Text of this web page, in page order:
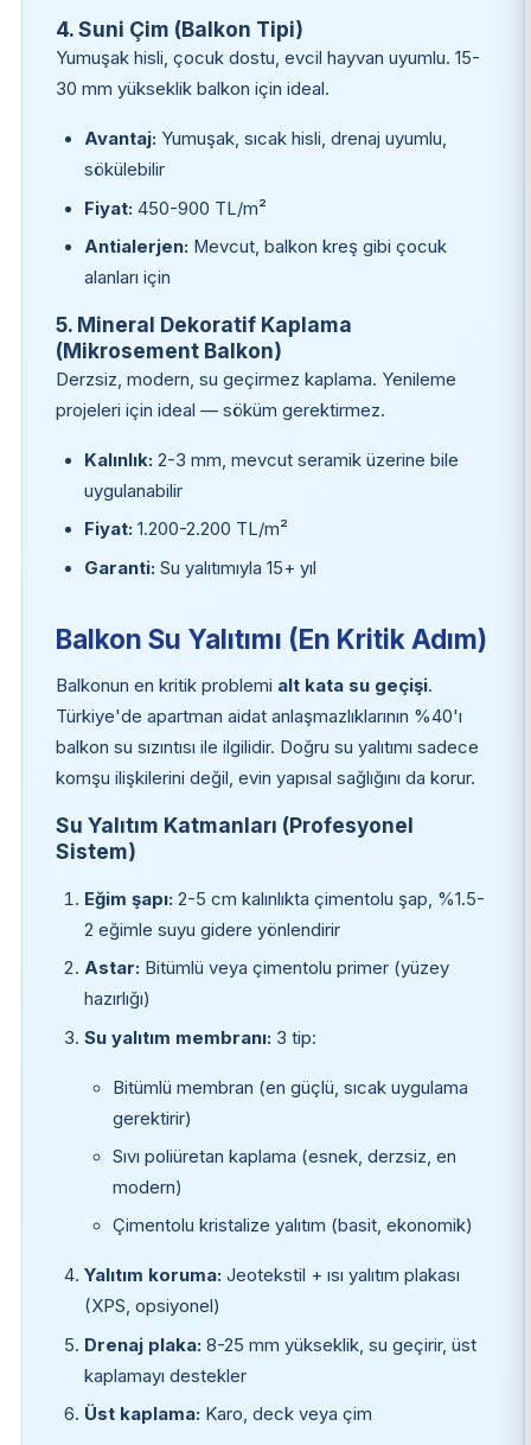
4. Suni Çim (Balkon Tipi)
Yumuşak hisli, çocuk dostu, evcil hayvan uyumlu. 15-
30 mm yükseklik balkon için ideal.
Avantaj: Yumuşak, sıcak hisli, drenaj uyumlu,
sökülebilir
Fiyat: 450-900 TL/m²
Antialerjen: Mevcut, balkon kreş gibi çocuk
alanları için
5. Mineral Dekoratif Kaplama
(Mikrosement Balkon)
Derzsiz, modern, su geçirmez kaplama. Yenileme
projeleri için ideal — söküm gerektirmez.
Kalınlık: 2-3 mm, mevcut seramik üzerine bile
uygulanabilir
Fiyat: 1.200-2.200 TL/m²
Garanti: Su yalıtımıyla 15+ yıl
Balkon Su Yalıtımı (En Kritik Adım)
Balkonun en kritik problemi alt kata su geçişi.
Türkiye'de apartman aidat anlaşmazlıklarının %40'ı
balkon su sızıntısı ile ilgilidir. Doğru su yalıtımı sadece
komşu ilişkilerini değil, evin yapısal sağlığını da korur.
Su Yalıtım Katmanları (Profesyonel
Sistem)
Eğim şapı: 2-5 cm kalınlıkta çimentolu şap, %1.5-
2 eğimle suyu gidere yönlendirir
Astar: Bitümlü veya çimentolu primer (yüzey
hazırlığı)
Su yalıtım membranı: 3 tip:
Bitümlü membran (en güçlü, sıcak uygulama
gerektirir)
Sıvı poliüretan kaplama (esnek, derzsiz, en
modern)
Çimentolu kristalize yalıtım (basit, ekonomik)
Yalıtım koruma: Jeotekstil + ısı yalıtım plakası
(XPS, opsiyonel)
Drenaj plaka: 8-25 mm yükseklik, su geçirir, üst
kaplamayı destekler
Üst kaplama: Karo, deck veya çim